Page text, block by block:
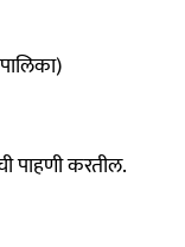
पाहणी करतील.